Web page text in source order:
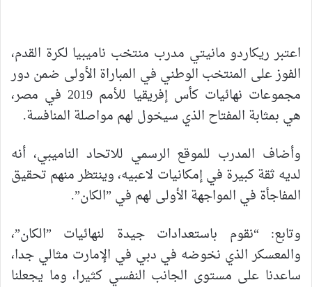
اعتبر ريكاردو مانيتي مدرب منتخب ناميبيا لكرة القدم،
الفوز على المنتخب الوطني في المباراة الأولى ضمن دور
مجموعات نهائيات كأس إفريقيا للأمم 2019 في مصر،
هي بمثابة المفتاح الذي سيخول لهم مواصلة المنافسة.
وأضاف المدرب للموقع الرسمي للاتحاد الناميبي، أنه
لديه ثقة كبيرة في إمكانيات لاعبيه، وينتظر منهم تحقيق
المفاجأة في المواجهة الأولى لهم في ”الكان”.
وتابع: “نقوم باستعدادات جيدة لنهائيات ”الكان”،
والمعسكر الذي نخوضه في دبي في الإمارت مثالي جدا،
ساعدنا على مستوى الجانب النفسي كثيرا، وما يجعلنا